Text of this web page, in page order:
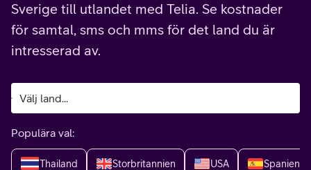
Sverige till utlandet med Telia. Se kostnader
för samtal, sms och mms för det land du är
intresserad av.
Populära val:
Thailand Storbritannien USA Spanien